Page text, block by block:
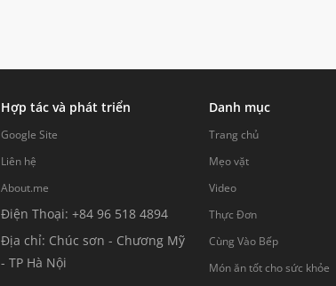
Hợp tác và phát triển
Google Site
Liên hệ
About.me
Điện Thoại: +84 96 518 4894
Địa chỉ: Chúc sơn - Chương Mỹ
- TP Hà Nội
Danh mục
Trang chủ
Mẹo vặt
Video
Thực Đơn
Cùng Vào Bếp
Món ăn tốt cho sức khỏe